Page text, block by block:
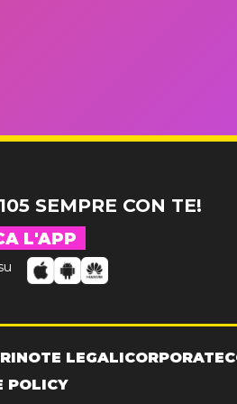
SEMPRE CON TE!
L'APP
NOTE LEGALICORPORATE
POLICY